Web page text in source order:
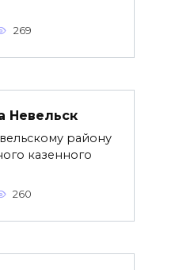
269
Невельск
району
казенного
260